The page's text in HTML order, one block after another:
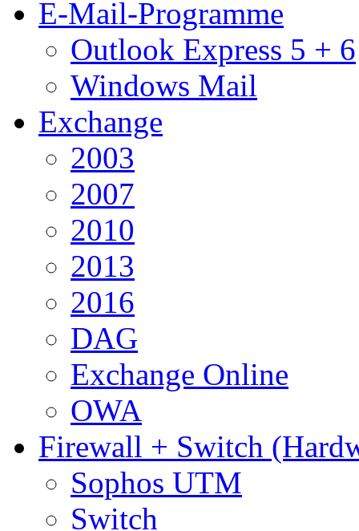
E-Mail-Programme
Outlook Express 5 + 6
Windows Mail
Exchange
2003
2007
2010
2013
2016
DAG
Exchange Online
OWA
Firewall + Switch
Sophos UTM
Switch